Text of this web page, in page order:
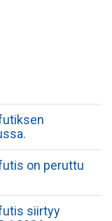
on peruttu
siirtyy